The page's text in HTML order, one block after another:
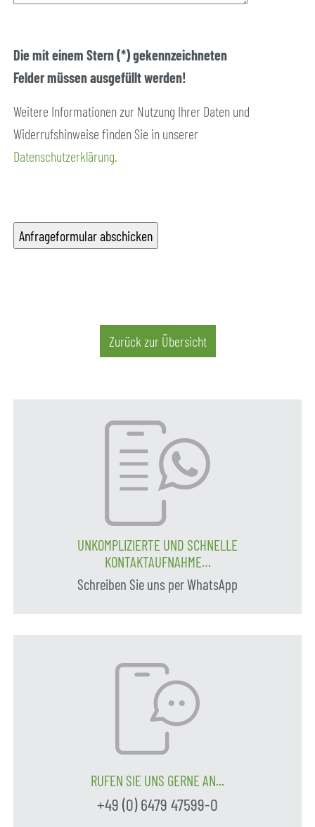
Die mit einem Stern (*) gekennzeichneten
Felder müssen ausgefüllt werden!
Weitere Informationen zur Nutzung Ihrer Daten und
Widerrufshinweise finden Sie in unserer
Datenschutzerklärung.
Zurück zur Übersicht
UNKOMPLIZIERTE UND SCHNELLE
KONTAKTAUFNAHME…
Schreiben Sie uns per WhatsApp
RUFEN SIE UNS GERNE AN...
+49 (0) 6479 47599-0